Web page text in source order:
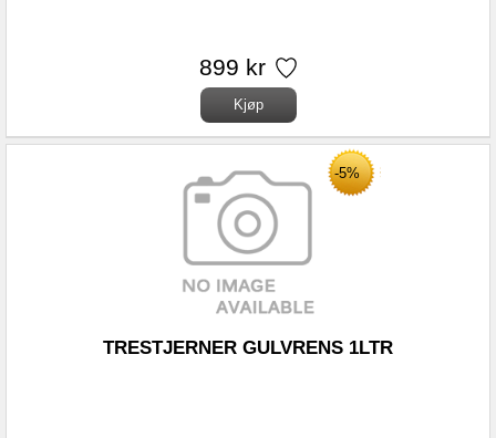
899 kr
-5%
TRESTJERNER GULVRENS 1LTR